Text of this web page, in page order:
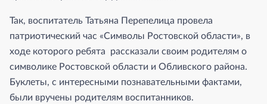
Так, воспитатель Татьяна Перепелица провела
патриотический час «Символы Ростовской области», в
ходе которого ребята рассказали своим родителям о
символике Ростовской области и Обливского района.
Буклеты, с интересными познавательными фактами,
были вручены родителям воспитанников.